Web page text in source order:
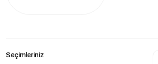
Seçimleriniz